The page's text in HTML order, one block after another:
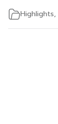
Highlights,